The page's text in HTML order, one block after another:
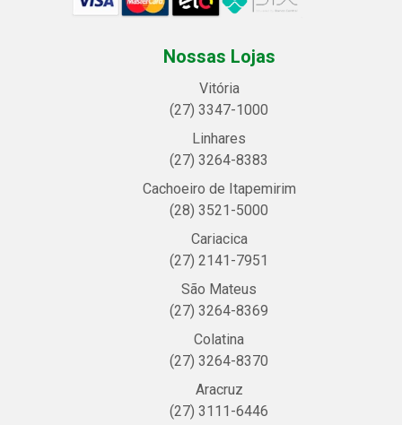
Nossas Lojas
Vitória
(27) 3347-1000
Linhares
(27) 3264-8383
Cachoeiro de Itapemirim
(28) 3521-5000
Cariacica
(27) 2141-7951
São Mateus
(27) 3264-8369
Colatina
(27) 3264-8370
Aracruz
(27) 3111-6446